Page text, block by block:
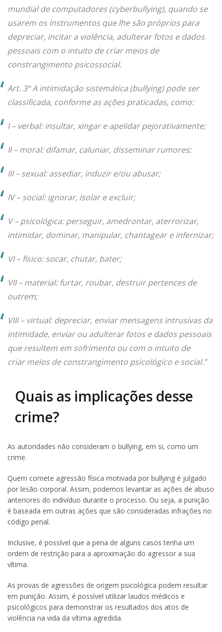
mundial de computadores (cyberbullying), quando se
usarem os instrumentos que lhe são próprios para
depreciar, incitar a violência, adulterar fotos e dados
pessoais com o intuito de criar meios de
constrangimento psicossocial.
Art. 3º A intimidação sistemática (bullying) pode ser
classificada, conforme as ações praticadas, como:
I – verbal: insultar, xingar e apelidar pejorativamente;
II – moral: difamar, caluniar, disseminar rumores;
III – sexual: assediar, induzir e/ou abusar;
IV – social: ignorar, isolar e excluir;
V – psicológica: perseguir, amedrontar, aterrorizar,
intimidar, dominar, manipular, chantagear e infernizar;
VI – físico: socar, chutar, bater;
VII – material: furtar, roubar, destruir pertences de
outrem;
VIII – virtual: depreciar, enviar mensagens intrusivas da
intimidade, enviar ou adulterar fotos e dados pessoais
que resultem em sofrimento ou com o intuito de
criar meios de constrangimento psicológico e social.”
Quais as implicações desse
crime?
As autoridades não consideram o bullying, em si, como um
crime.
Quem comete agressão física motivada por bullying é julgado
por lesão corporal. Assim, podemos levantar as ações de abuso
anteriores do indivíduo durante o processo. Ou seja, a punição
é baseada em outras ações que são consideradas infrações no
código penal.
Inclusive, é possível que a pena de alguns casos tenha um
ordem de restrição para a aproximação do agressor a sua
vítima.
As provas de agressões de origem psicológica podem resultar
em punição. Assim, é possível utilizar laudos médicos e
psicológicos para demonstrar os resultados dos atos de
violência na vida da vítima agredida.